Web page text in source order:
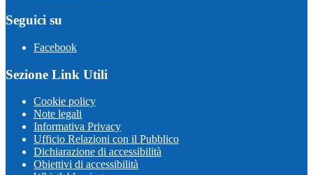
Seguici su
Facebook
Sezione Link Utili
Cookie policy
Note legali
Informativa Privacy
Ufficio Relazioni con il Pubblico
Dichiarazione di accessibilità
Obiettivi di accessibilità